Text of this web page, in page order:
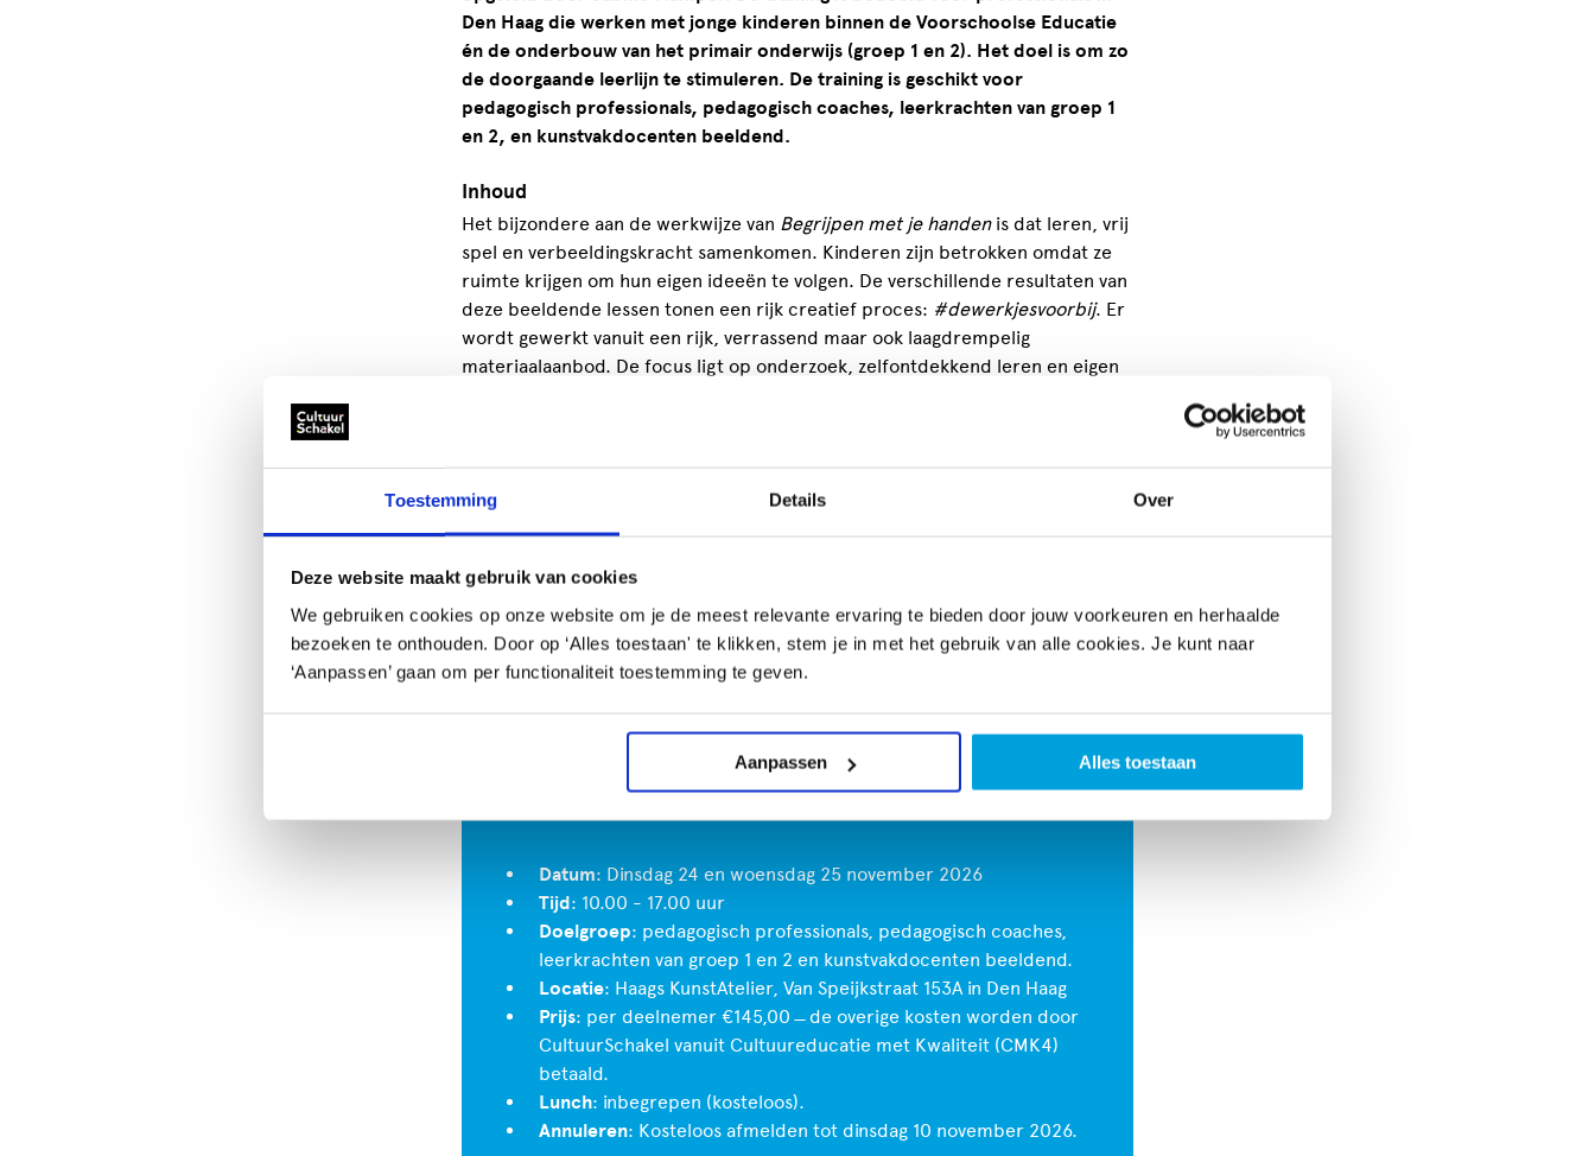
Toestemming Details Over
Deze website maakt gebruik van cookies
We gebruiken cookies op onze website om je de meest relevante ervaring te bieden door jouw voorkeuren en herhaalde
bezoeken te onthouden. Door op ‘Alles toestaan' te klikken, stem je in met het gebruik van alle cookies. Je kunt naar
‘Aanpassen’ gaan om per functionaliteit toestemming te geven.
Aanpassen Alles toestaan
Den Haag die werken met jonge kinderen binnen de Voorschoolse Educatie
én de onderbouw van het primair onderwijs (groep 1 en 2). Het doel is om zo
de doorgaande leerlijn te stimuleren. De training is geschikt voor
pedagogisch professionals, pedagogisch coaches, leerkrachten van groep 1
en 2, en kunstvakdocenten beeldend.
Inhoud
Het bijzondere aan de werkwijze van Begrijpen met je handenis dat leren, vrij
spel en verbeeldingskracht samenkomen. Kinderen zijn betrokken omdat ze
ruimte krijgen om hun eigen ideeën te volgen. De verschillende resultaten van
deze beeldende lessen tonen een rijk creatief proces: #dewerkjesvoorbij. Er
wordt gewerkt vanuit een rijk, verrassend maar ook laagdrempelig
materiaalaanbod. De focus ligt op onderzoek, zelfontdekkend leren en eigen
creativiteit onderbouwd en gepresenteerd, onder andere met foto’s en films
uit de praktijk. Het gaat hierbij om flow en creativiteit met een kleine c,
zonder prestatiedruk, maar met ruimte om te ontdekken.
Werkwijze
Je gaat zelf aan de slag op een speelse manier. Met eenvoudige en uitdagende
materialen die ook voor kinderen tot de verbeelding spreken. De tweedaagse
training biedt inspiratie, verdieping en veel praktische handvatten. Na deze
training ben je geïnspireerd met veel ideeën om direct te kunnen toepassen
op je groep of binnen je werk met het jonge kind.
Datum: Dinsdag 24 en woensdag 25 november 2026
Tijd: 10.00 - 17.00 uur
Doelgroep: pedagogisch professionals, pedagogisch coaches,
leerkrachten van groep 1 en 2 en kunstvakdocenten beeldend.
Locatie: Haags KunstAtelier, Van Speijkstraat 153A in Den Haag
Prijs: per deelnemer €145,00 ̶ de overige kosten worden door
CultuurSchakel vanuit Cultuureducatie met Kwaliteit (CMK4)
betaald.
Lunch: inbegrepen (kosteloos).
Annuleren: Kosteloos afmelden tot dinsdag 10 november 2026.